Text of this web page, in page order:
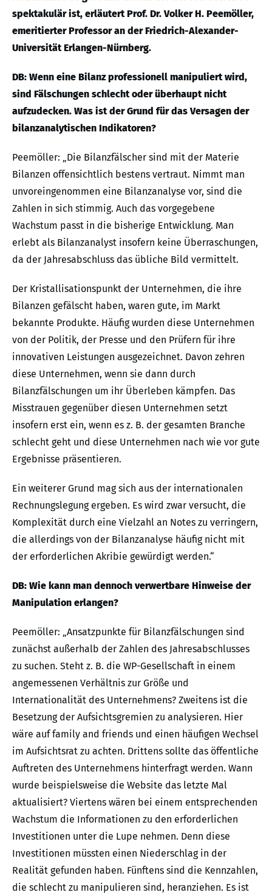
spektakulär ist, erläutert Prof. Dr. Volker H. Peemöller,
emeritierter Professor an der Friedrich-Alexander-
Universität Erlangen-Nürnberg.
DB: Wenn eine Bilanz professionell manipuliert wird,
sind Fälschungen schlecht oder überhaupt nicht
aufzudecken. Was ist der Grund für das Versagen der
bilanzanalytischen Indikatoren?
Peemöller: „Die Bilanzfälscher sind mit der Materie
Bilanzen offensichtlich bestens vertraut. Nimmt man
unvoreingenommen eine Bilanzanalyse vor, sind die
Zahlen in sich stimmig. Auch das vorgegebene
Wachstum passt in die bisherige Entwicklung. Man
erlebt als Bilanzanalyst insofern keine Überraschungen,
da der Jahresabschluss das übliche Bild vermittelt.
Der Kristallisationspunkt der Unternehmen, die ihre
Bilanzen gefälscht haben, waren gute, im Markt
bekannte Produkte. Häufig wurden diese Unternehmen
von der Politik, der Presse und den Prüfern für ihre
innovativen Leistungen ausgezeichnet. Davon zehren
diese Unternehmen, wenn sie dann durch
Bilanzfälschungen um ihr Überleben kämpfen. Das
Misstrauen gegenüber diesen Unternehmen setzt
insofern erst ein, wenn es z. B. der gesamten Branche
schlecht geht und diese Unternehmen nach wie vor gute
Ergebnisse präsentieren.
Ein weiterer Grund mag sich aus der internationalen
Rechnungslegung ergeben. Es wird zwar versucht, die
Komplexität durch eine Vielzahl an Notes zu verringern,
die allerdings von der Bilanzanalyse häufig nicht mit
der erforderlichen Akribie gewürdigt werden.“
DB: Wie kann man dennoch verwertbare Hinweise der
Manipulation erlangen?
Peemöller: „Ansatzpunkte für Bilanzfälschungen sind
zunächst außerhalb der Zahlen des Jahresabschlusses
zu suchen. Steht z. B. die WP-Gesellschaft in einem
angemessenen Verhältnis zur Größe und
Internationalität des Unternehmens? Zweitens ist die
Besetzung der Aufsichtsgremien zu analysieren. Hier
wäre auf family and friends und einen häufigen Wechsel
im Aufsichtsrat zu achten. Drittens sollte das öffentliche
Auftreten des Unternehmens hinterfragt werden. Wann
wurde beispielsweise die Website das letzte Mal
aktualisiert? Viertens wären bei einem entsprechenden
Wachstum die Informationen zu den erforderlichen
Investitionen unter die Lupe nehmen. Denn diese
Investitionen müssten einen Niederschlag in der
Realität gefunden haben. Fünftens sind die Kennzahlen,
die schlecht zu manipulieren sind, heranziehen. Es ist